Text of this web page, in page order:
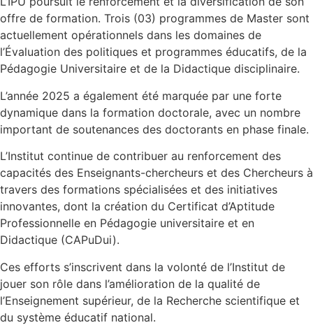
offre de formation. Trois (03) programmes de Master sont
actuellement opérationnels dans les domaines de
l’Évaluation des politiques et programmes éducatifs, de la
Pédagogie Universitaire et de la Didactique disciplinaire.
L’année 2025 a également été marquée par une forte
dynamique dans la formation doctorale, avec un nombre
important de soutenances des doctorants en phase finale.
L’Institut continue de contribuer au renforcement des
capacités des Enseignants-chercheurs et des Chercheurs à
travers des formations spécialisées et des initiatives
innovantes, dont la création du Certificat d’Aptitude
Professionnelle en Pédagogie universitaire et en
Didactique (CAPuDui).
Ces efforts s’inscrivent dans la volonté de l’Institut de
jouer son rôle dans l’amélioration de la qualité de
l’Enseignement supérieur, de la Recherche scientifique et
du système éducatif national.